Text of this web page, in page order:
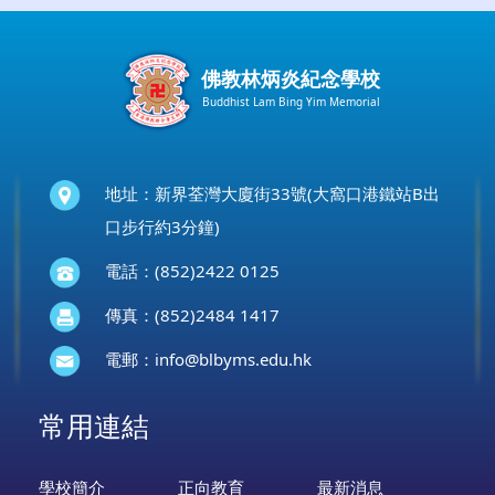
佛教林炳炎紀念學校
Buddhist Lam Bing Yim Memorial
地址：新界荃灣大廈街33號(大窩口港鐵站B出
口步行約3分鐘)
電話：(852)2422 0125
傳真：(852)2484 1417
電郵： info@blbyms.edu.hk
常用連結
學校簡介 正向教育 最新消息